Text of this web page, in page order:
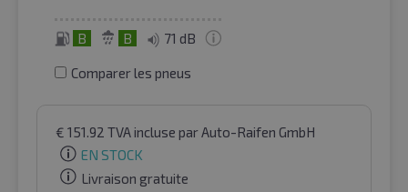
B B 71 dB
Comparer les pneus
€ 151.92 TVA incluse par Auto-Raifen GmbH
EN STOCK
Livraison gratuite